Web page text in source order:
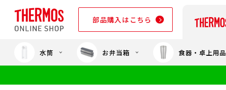
部品購入はこちら
部品購入はこちら
水筒 お弁当箱 食器・卓上用品